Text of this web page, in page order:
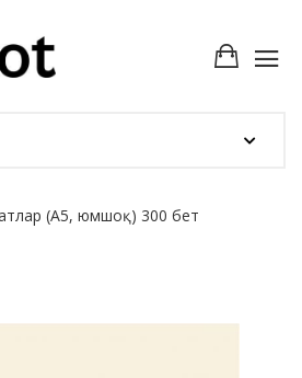
(А5, юмшоқ) 300 бет